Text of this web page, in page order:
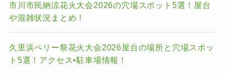
市川市民納涼花火大会2026の穴場スポット5選！屋台
や混雑状況まとめ！
久里浜ペリー祭花火大会2026屋台の場所と穴場スポッ
ト5選！アクセス•駐車場情報！